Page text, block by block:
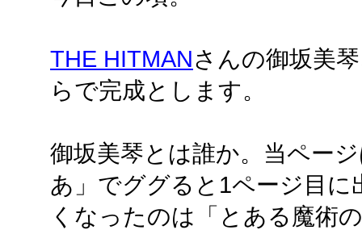
THE HITMANさんの御坂美
らで完成とします。
御坂美琴とは誰か。当ペー
あ」でググると1ページ目
くなったのは「とある魔術